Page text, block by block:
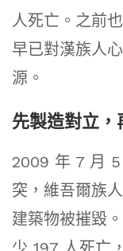
人死亡。之前
早已對漢族人
源。
先製造對立
2009 年 7 月 5
突，維吾爾族
建築物被摧毀